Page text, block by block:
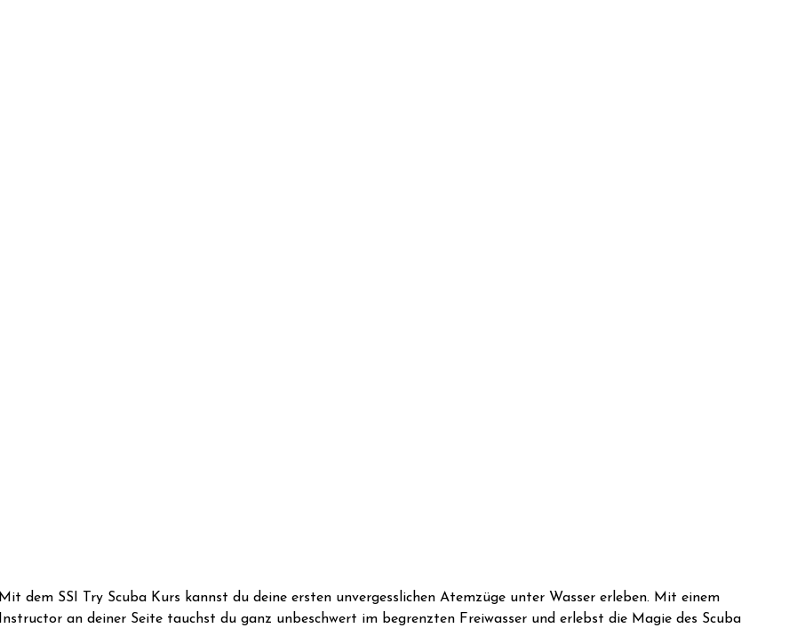
Mit dem SSI Try Scuba Kurs kannst du deine ersten unvergesslichen Atemzüge unter Wasser erleben. Mit einem
Instructor an deiner Seite tauchst du ganz unbeschwert im begrenzten Freiwasser und erlebst die Magie des Scuba